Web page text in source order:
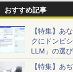
おすすめ記事
【特集】あ
クにドンピ
LLM」の選
【特集】あ